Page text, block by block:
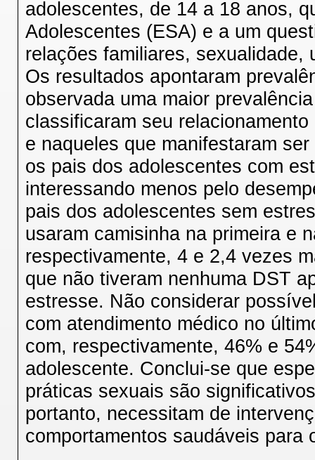
adolescentes, de 14 a 18 anos,
Adolescentes (ESA) e a um
relações familiares, sexualidade,
Os resultados apontaram
observada uma maior
classificaram seu
e naqueles que manifestaram
os pais dos adolescentes com
interessando menos pelo
pais dos adolescentes sem
usaram camisinha na primeira e
respectivamente, 4 e 2,4 vezes
que não tiveram nenhuma DST
estresse. Não considerar
com atendimento médico no
com, respectivamente, 46% e
adolescente. Conclui-se que
práticas sexuais são
portanto, necessitam de
comportamentos saudáveis para